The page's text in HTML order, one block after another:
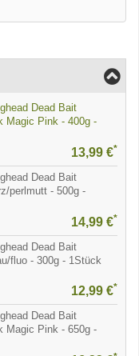
Dead Bait
Magic Pink - 400g -
13,99 €*
Dead Bait
perlmutt - 500g -
14,99 €*
Dead Bait
fluo - 300g - 1Stück
12,99 €*
Dead Bait
Magic Pink - 650g -